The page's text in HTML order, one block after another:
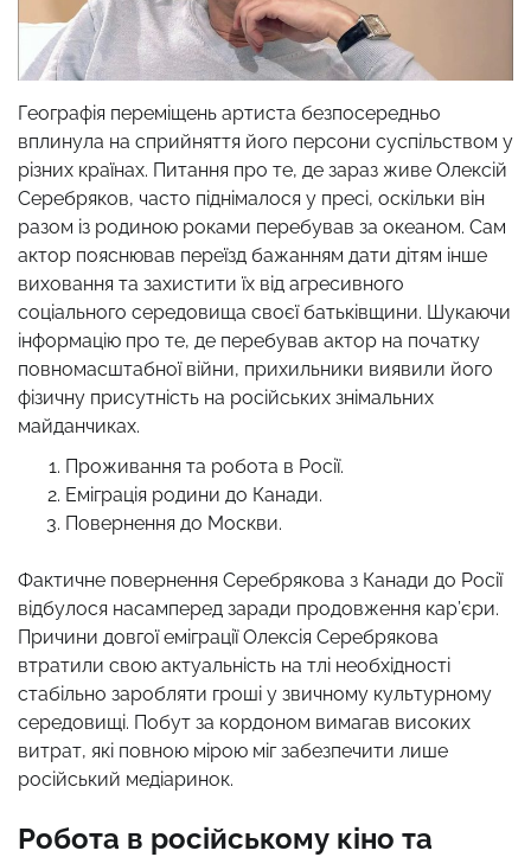
Географія переміщень артиста безпосередньо
вплинула на сприйняття його персони суспільством у
різних країнах. Питання про те, де зараз живе Олексій
Серебряков, часто піднімалося у пресі, оскільки він
разом із родиною роками перебував за океаном. Сам
актор пояснював переїзд бажанням дати дітям інше
виховання та захистити їх від агресивного
соціального середовища своєї батьківщини. Шукаючи
інформацію про те, де перебував актор на початку
повномасштабної війни, прихильники виявили його
фізичну присутність на російських знімальних
майданчиках.
Проживання та робота в Росії.
Еміграція родини до Канади.
Повернення до Москви.
Фактичне повернення Серебрякова з Канади до Росії
відбулося насамперед заради продовження кар’єри.
Причини довгої еміграції Олексія Серебрякова
втратили свою актуальність на тлі необхідності
стабільно заробляти гроші у звичному культурному
середовищі. Побут за кордоном вимагав високих
витрат, які повною мірою міг забезпечити лише
російський медіаринок.
Робота в російському кіно та